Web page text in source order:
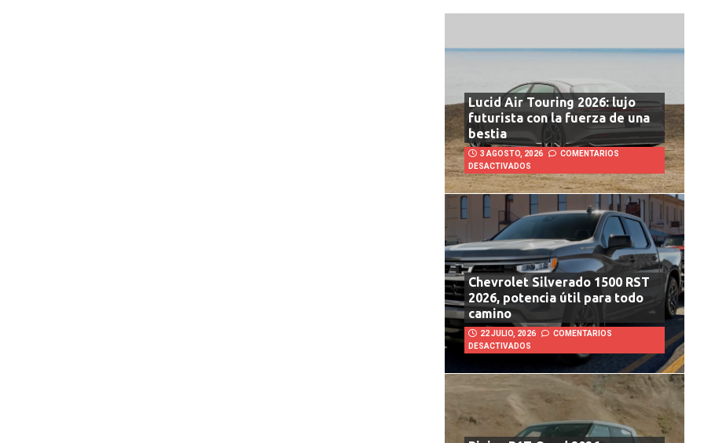
Lucid Air Touring 2026: lujo
futurista con la fuerza de una
bestia
3 AGOSTO, 2026
COMENTARIOS
DESACTIVADOS
Chevrolet Silverado 1500 RST
2026, potencia útil para todo
camino
22 JULIO, 2026
COMENTARIOS
DESACTIVADOS